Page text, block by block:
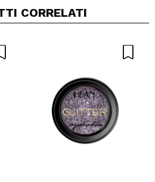
video o una foto
acquisto?
CORRELATI